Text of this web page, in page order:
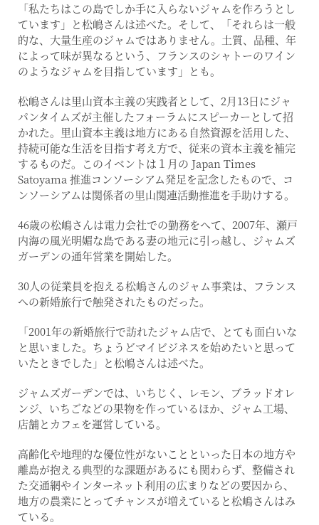
「私たちはこの島でしか手に入らないジャムを作ろうとし
ています」と松嶋さんは述べた。そして、「それらは一般
的な、大量生産のジャムではありません。土質、品種、年
によって味が異なるという、フランスのシャトーのワイン
のようなジャムを目指しています」とも。
松嶋さんは里山資本主義の実践者として、2月13日にジャ
パンタイムズが主催したフォーラムにスピーカーとして招
かれた。里山資本主義は地方にある自然資源を活用した、
持続可能な生活を目指す考え方で、従来の資本主義を補完
するものだ。このイベントは１月の Japan Times
Satoyama 推進コンソーシアム発足を記念したもので、コ
ンソーシアムは関係者の里山関連活動推進を手助けする。
46歳の松嶋さんは電力会社での勤務をへて、2007年、瀬戸
内海の風光明媚な島である妻の地元に引っ越し、ジャムズ
ガーデンの通年営業を開始した。
30人の従業員を抱える松嶋さんのジャム事業は、フランス
への新婚旅行で触発されたものだった。
「2001年の新婚旅行で訪れたジャム店で、とても面白いな
と思いました。ちょうどマイビジネスを始めたいと思って
いたときでした」と松嶋さんは述べた。
ジャムズガーデンでは、いちじく、レモン、ブラッドオレ
ンジ、いちごなどの果物を作っているほか、ジャム工場、
店舗とカフェを運営している。
高齢化や地理的な優位性がないことといった日本の地方や
離島が抱える典型的な課題があるにも関わらず、整備され
た交通網やインターネット利用の広まりなどの要因から、
地方の農業にとってチャンスが増えていると松嶋さんはみ
ている。